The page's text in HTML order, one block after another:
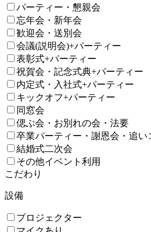
パーティー・懇親会
忘年会・新年会
歓迎会・送別会
会議(説明会)+パーティー
表彰式+パーティー
祝賀会・記念式典+パーティー
内定式・入社式+パーティー
キックオフ+パーティー
同窓会
偲ぶ会・お別れの会・法要
卒業パーティー・謝恩会・追い
結婚式二次会
その他イベント利用
こだわり
設備
プロジェクター